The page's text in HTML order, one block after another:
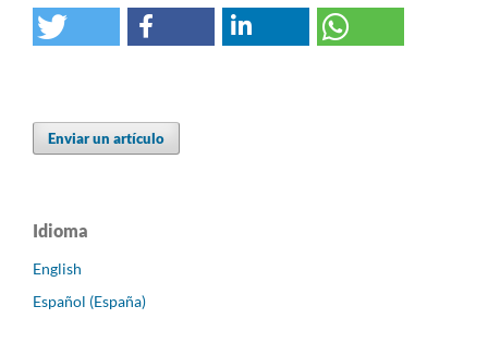
Enviar un artículo
Idioma
English
Español (España)